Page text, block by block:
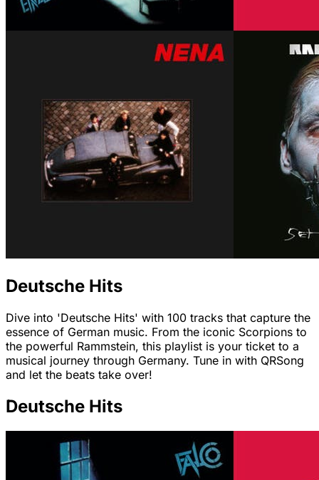
Deutsche Hits
Dive into 'Deutsche Hits' with 100 tracks that capture the
essence of German music. From the iconic Scorpions to
the powerful Rammstein, this playlist is your ticket to a
musical journey through Germany. Tune in with QRSong
and let the beats take over!
Deutsche Hits